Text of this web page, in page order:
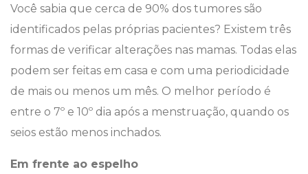
Você sabia que cerca de 90% dos tumores são
identificados pelas próprias pacientes? Existem três
formas de verificar alterações nas mamas. Todas elas
podem ser feitas em casa e com uma periodicidade
de mais ou menos um mês. O melhor período é
entre o 7º e 10º dia após a menstruação, quando os
seios estão menos inchados.
Em frente ao espelho